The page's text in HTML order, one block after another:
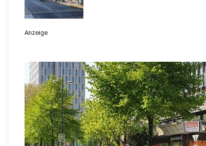
Anzeige